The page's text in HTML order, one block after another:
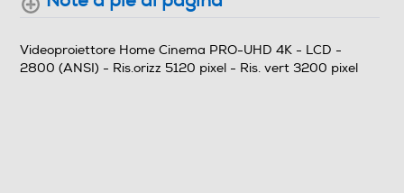
Videoproiettore Home Cinema PRO-UHD 4K - LCD -
2800 (ANSI) - Ris.orizz 5120 pixel - Ris. vert 3200 pixel